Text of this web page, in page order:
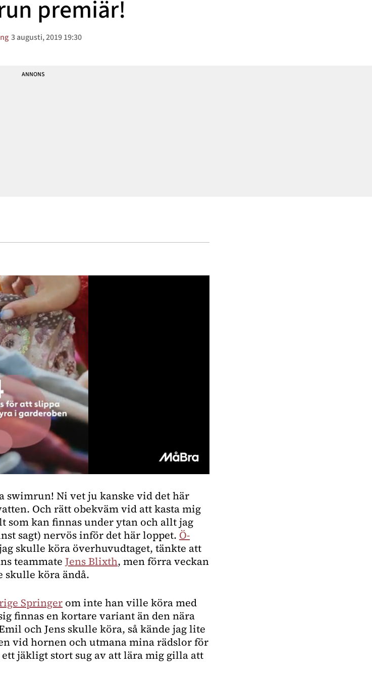
premiär!
3 augusti, 2019 19:30
swimrun! Ni vet ju kanske vid det här
Och rätt obekväm vid att kasta mig
som kan finnas under ytan och allt jag
sagt) nervös inför det här loppet. Ö-
skulle köra överhuvudtaget, tänkte att
teammate Jens Blixth, men förra veckan
skulle köra ändå.
Springer om inte han ville köra med
finnas en kortare variant än den nära
vid hornen och utmana mina rädslor för
jäkligt stort sug av att lära mig gilla att